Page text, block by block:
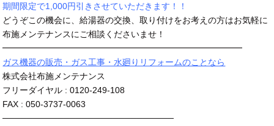
期間限定で1,000円引きさせていただきます！！
どうぞこの機会に、給湯器の交換、取り付けをお考えの方はお気軽に
布施メンテナンスにご相談くださいませ！
━━━━━━━━━━━━━━━━━━━━━━━━━━━━
ガス機器の販売・ガス工事・水廻りリフォームのことなら
株式会社布施メンテナンス
フリーダイヤル : 0120-249-108
FAX : 050-3737-0063
────────────────────────────